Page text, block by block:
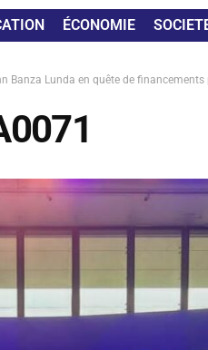
ÉCONOMIE
Banza Lunda en quête de